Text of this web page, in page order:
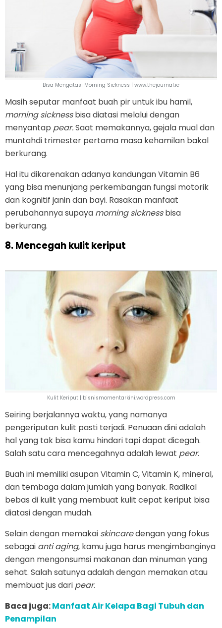
Bisa Mengatasi Morning Sickness | www.thejournal.ie
Masih seputar manfaat buah pir untuk ibu hamil,
morning sicknessbisa diatasi melalui dengan
menyantap pear.Saat memakannya, gejala mual dan
muntahdi trimester pertama masa kehamilan bakal
berkurang.
Hal itu dikarenakan adanya kandungan Vitamin B6
yang bisa menunjang perkembangan fungsi motorik
dan kognitif janin dan bayi. Rasakan manfaat
perubahannya supaya morning sicknessbisa
berkurang.
8. Mencegah kulit keriput
Kulit Keriput | bisnismomentarkini.wordpress.com
Seiring berjalannya waktu, yang namanya
pengeriputan kulit pasti terjadi. Penuaan dini adalah
hal yang tak bisa kamu hindari tapi dapat dicegah.
Salah satu cara mencegahnya adalah lewat pear.
Buah ini memiliki asupan Vitamin C, Vitamin K, mineral,
dan tembaga dalam jumlah yang banyak. Radikal
bebas di kulit yang membuat kulit cepat keriput bisa
diatasi dengan mudah.
Selain dengan memakai skincaredengan yang fokus
sebagai anti aging, kamu juga harus mengimbanginya
dengan mengonsumsi makanan dan minuman yang
sehat. Salah satunya adalah dengan memakan atau
membuat jus dari pear.
Baca juga:Manfaat Air Kelapa Bagi Tubuh dan
Penampilan